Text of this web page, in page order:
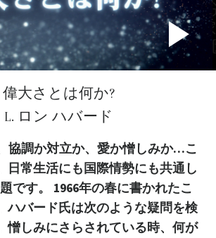
偉大さとは何か?
L. ロン ハバード
協調か対立か、愛か憎しみか…こ
日常生活にも国際情勢にも共通し
です。 1966年の春に書かれたこ
ハバード氏は次のような疑問を検
憎しみにさらされている時、何が